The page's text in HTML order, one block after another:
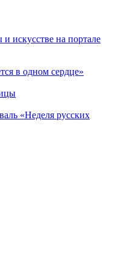
искусстве на портале
в одном сердце»
«Неделя русских